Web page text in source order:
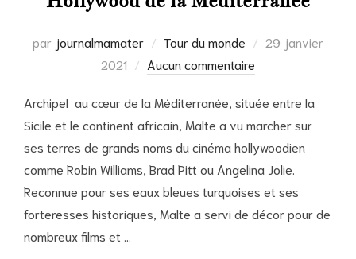
par journalmamater Tour du monde
Publié
29 janvier
2021
Aucun commentaire
Archipel au cœur de la Méditerranée, située entre la
Sicile et le continent africain, Malte a vu marcher sur
ses terres de grands noms du cinéma hollywoodien
comme Robin Williams, Brad Pitt ou Angelina Jolie.
Reconnue pour ses eaux bleues turquoises et ses
forteresses historiques, Malte a servi de décor pour de
nombreux films et …